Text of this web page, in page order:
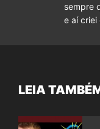
sempre
e aí criei
LEIA